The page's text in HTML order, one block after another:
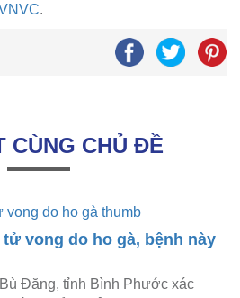
.
CÙNG CHỦ ĐỀ
vong do ho gà, bệnh này
Đăng, tỉnh Bình Phước xác